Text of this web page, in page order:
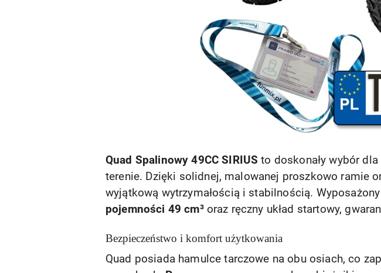
Quad Spalinowy 49CC SIRIUS to doskonały wybór
terenie. Dzięki solidnej, malowanej proszkowo ramie
wyjątkową wytrzymałością i stabilnością.
pojemności 49 cm³oraz ręczny układ startowy,
Bezpieczeństwo i komfort użytkowania
Quad posiada hamulce tarczowe na obu osiach, co